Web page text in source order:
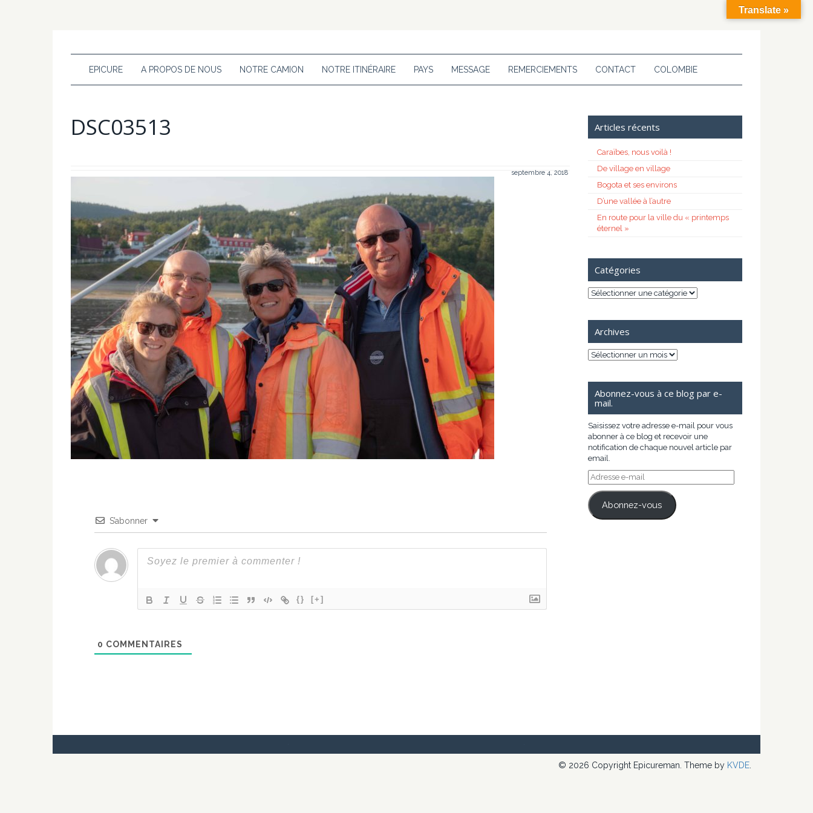
EPICURE A PROPOS DE NOUS NOTRE CAMION NOTRE ITINÉRAIRE PAYS MESSAGE REMERCIEMENTS CONTACT COLOMBIE
DSC03513
septembre 4, 2018
S’abonner
{} [+]
0 COMMENTAIRES
Articles récents
Caraïbes, nous voilà !
De village en village
Bogota et ses environs
D’une vallée à l’autre
En route pour la ville du « printemps
éternel »
Catégories
Catégories
Archives
Archives
Abonnez-vous à ce blog par e-
mail.
Saisissez votre adresse e-mail pour vous
abonner à ce blog et recevoir une
notification de chaque nouvel article par
email.
Adresse
e-
mail
Abonnez-vous
© 2026 Copyright Epicureman. Theme by KVDE
Translate »